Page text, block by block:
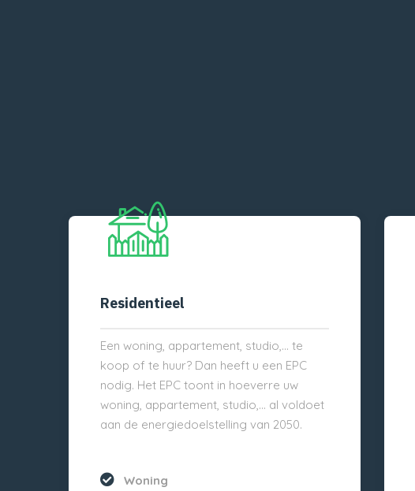
Residentieel
Een woning, appartement, studio,… te
koop of te huur? Dan heeft u een EPC
nodig. Het EPC toont in hoeverre uw
woning, appartement, studio,… al voldoet
aan de energiedoelstelling van 2050.
Woning